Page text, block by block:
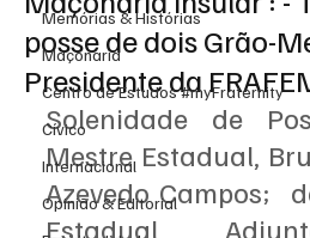
Memórias & Histórias
Maçonaria
Centro de Estudos #myFraternity
Cívico
Internacional
Opinião & Editorial
posse de dois Grão-
Presidente da
Solenidade de
Mestre Estadual,
Azevedo Campos;
Estadual